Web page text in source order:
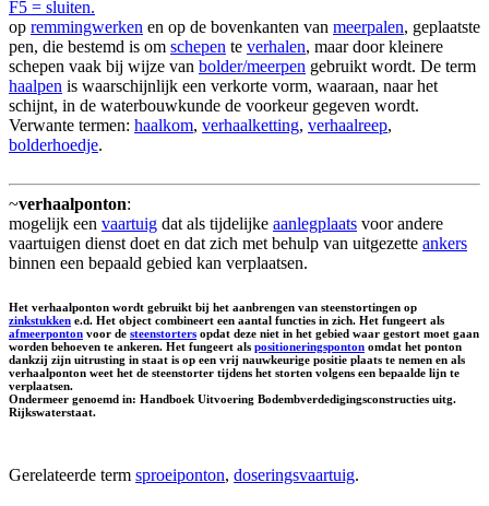
F5 = sluiten.
op remmingwerken en op de bovenkanten van meerpalen, geplaatste
pen, die bestemd is om schepen te verhalen, maar door kleinere
schepen vaak bij wijze van bolder/meerpen gebruikt wordt. De term
haalpen is waarschijnlijk een verkorte vorm, waaraan, naar het
schijnt, in de waterbouwkunde de voorkeur gegeven wordt.
Verwante termen: haalkom, verhaalketting, verhaalreep,
bolderhoedje.
~verhaalponton:
mogelijk een vaartuig dat als tijdelijke aanlegplaats voor andere
vaartuigen dienst doet en dat zich met behulp van uitgezette ankers
binnen een bepaald gebied kan verplaatsen.
Het verhaalponton wordt gebruikt bij het aanbrengen van steenstortingen op
zinkstukken e.d. Het object combineert een aantal functies in zich. Het fungeert als
afmeerponton voor de steenstorters opdat deze niet in het gebied waar gestort moet gaan
worden behoeven te ankeren. Het fungeert als positioneringsponton omdat het ponton
dankzij zijn uitrusting in staat is op een vrij nauwkeurige positie plaats te nemen en als
verhaalponton weet het de steenstorter tijdens het storten volgens een bepaalde lijn te
verplaatsen.
Ondermeer genoemd in: Handboek Uitvoering Bodembverdedigingsconstructies uitg.
Rijkswaterstaat.
Gerelateerde term sproeiponton, doseringsvaartuig.